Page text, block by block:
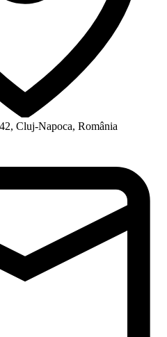
Cluj-Napoca, România